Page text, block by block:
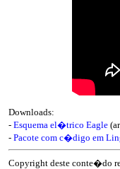
Downloads:
- Esquema el�trico Eagle
- Pacote com c�digo em
Copyright deste conte�do